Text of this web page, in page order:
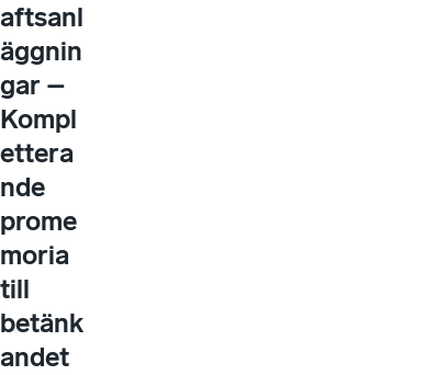
aftsanl
äggnin
gar –
Kompl
ettera
nde
prome
moria
till
betänk
andet